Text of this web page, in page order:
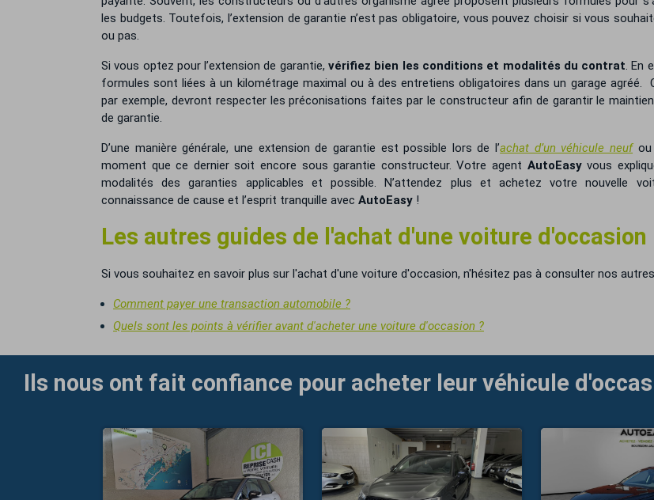
les budgets. Toutefois, l’extension de garantie n’est pas obligatoire, vous pouvez choisir si vous
ou pas.
Si vous optez pour l’extension de garantie,vérifiez bien les conditions et modalités du contrat. En
formules sont liées à un kilométrage maximal ou à des entretiens obligatoires dans un garage agréé.
par exemple, devront respecter les préconisations faites par le constructeur afin de garantir le maintien
de garantie.
D’une manière générale, une extension de garantie est possible lors de l’achat d’un véhicule neufou
moment que ce dernier soit encore sous garantie constructeur. Votre agent AutoEasyvous
modalités des garanties applicables et possible. N’attendez plus et achetez votre nouvelle
connaissance de cause et l’esprit tranquille avec AutoEasy !
Les autres guides de l'achat d'une voiture d'occasion
Si vous souhaitez en savoir plus sur l'achat d'une voiture d'occasion, n'hésitez pas à consulter nos
Comment payer une transaction automobile ?
Quels sont les points à vérifier avant d'acheter une voiture d'occasion ?
Ils nous ont fait confiance pour acheter leur véhicule